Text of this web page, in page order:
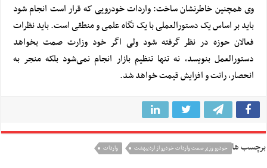
وی همچنین خاطرنشان ساخت: واردات خودرویی که قرار است انجام شود
باید بر اساس یک دستورالعملی با یک نگاه علمی و منطقی است. باید نظرات
فعالان حوزه در نظر گرفته شود ولی اگر خود وزارت صمت بخواهد
دستورالعمل بنویسد، نه تنها تنظیم بازار انجام نمی‌شود بلکه منجر به
انحصار، رانت و افزایش قیمت خواهد شد.
برچسب ها خودرو وزیر صمت واردات خودرو از ارديبهشت واردات